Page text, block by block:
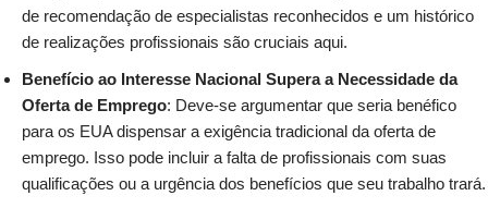
de recomendação de especialistas reconhecidos e um histórico
de realizações profissionais são cruciais aqui.
Benefício ao Interesse Nacional Supera a Necessidade da
Oferta de Emprego: Deve-se argumentar que seria benéfico
para os EUA dispensar a exigência tradicional da oferta de
emprego. Isso pode incluir a falta de profissionais com suas
qualificações ou a urgência dos benefícios que seu trabalho trará.